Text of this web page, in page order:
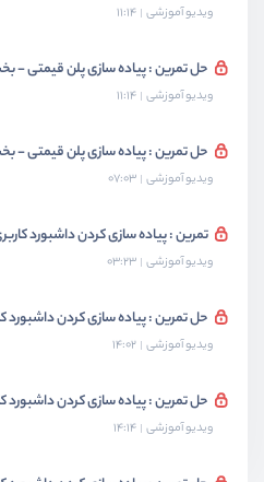
ویدیو آموزشی 11:14
حل تمرین : پیاده سازی پلن قیمتی -
ویدیو آموزشی 11:14
حل تمرین : پیاده سازی پلن قیمتی -
ویدیو آموزشی 07:03
تمرین : پیاده سازی کردن داشبورد
ویدیو آموزشی 03:23
حل تمرین : پیاده سازی کردن داشبورد
ویدیو آموزشی 14:02
حل تمرین : پیاده سازی کردن
ویدیو آموزشی 14:14